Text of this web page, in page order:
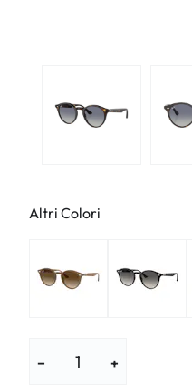
Altri Colori
− +